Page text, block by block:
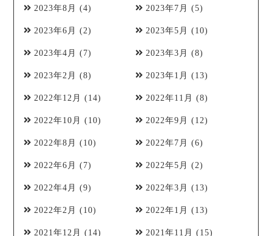
2023年8月 (4) 2023年7月 (5)
2023年6月 (2) 2023年5月 (10)
2023年4月 (7) 2023年3月 (8)
2023年2月 (8) 2023年1月 (13)
2022年12月 (14) 2022年11月 (8)
2022年10月 (10) 2022年9月 (12)
2022年8月 (10) 2022年7月 (6)
2022年6月 (7) 2022年5月 (2)
2022年4月 (9) 2022年3月 (13)
2022年2月 (10) 2022年1月 (13)
2021年12月 (14) 2021年11月 (15)